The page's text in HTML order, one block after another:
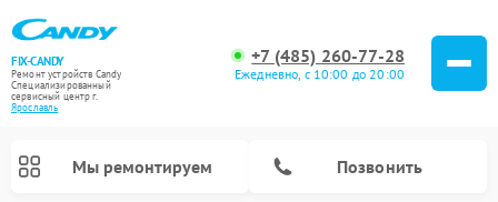
FIX-CANDY
Ремонт устройств Candy
Специализированный
cервисный центр г.
Ярославль
+7 (485) 260-77-28
Ежедневно, с 10:00 до 20:00
Мы ремонтируем Позвонить